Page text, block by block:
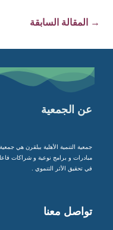
→ المقالة السابقة
عن الجمعية
جمعية التنمية الأهلية ببلقرن هي
مبادرات و برامج نوعية و شراكات
في تحقيق الأثر التنموي .
تواصل معنا